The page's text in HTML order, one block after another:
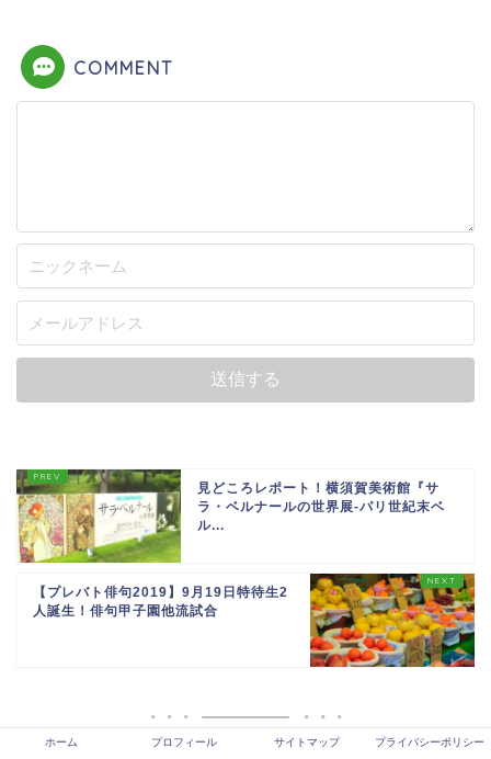
COMMENT
見どころレポート！横須賀美術館『サ
ラ・ベルナールの世界展-パリ世紀末ベ
ル...
【プレバト俳句2019】9月19日特待生2
人誕生！俳句甲子園他流試合
ホーム プロフィール サイトマップ プライバシーポリシー